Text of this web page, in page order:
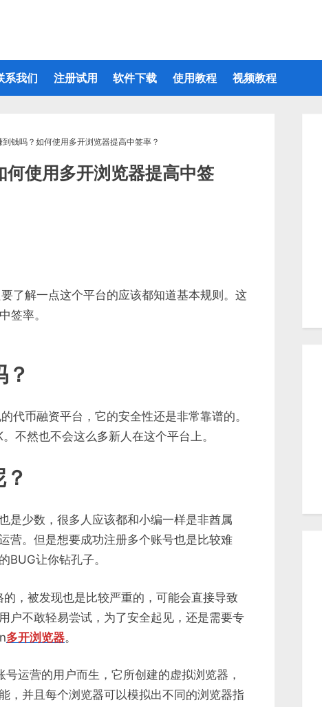
系我们 注册试用 软件下载 使用教程 视频教程
钱吗？如何使用多开浏览器提高中签率？
使用多开浏览器提高中签
了解一点这个平台的应该都知道基本规则。这
签率。
？
代币融资平台，它的安全性还是非常靠谱的。
不然也不会这么多新人在这个平台上。
是少数，很多人应该都和小编一样是非酋属
。但是想要成功注册多个账号也是比较难
BUG让你钻孔子。
，被发现也是比较严重的，可能会直接导致
户不敢轻易尝试，为了安全起见，还是需要专
多开浏览器。
运营的用户而生，它所创建的虚拟浏览器，
，并且每个浏览器可以模拟出不同的浏览器指